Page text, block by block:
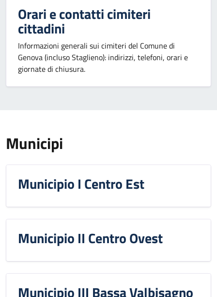
Orari e contatti cimiteri
cittadini
Informazioni generali sui cimiteri del Comune di
Genova (incluso Staglieno): indirizzi, telefoni, orari e
giornate di chiusura.
Municipi
Municipio I Centro Est
Municipio II Centro Ovest
Municipio III Bassa Valbisagno